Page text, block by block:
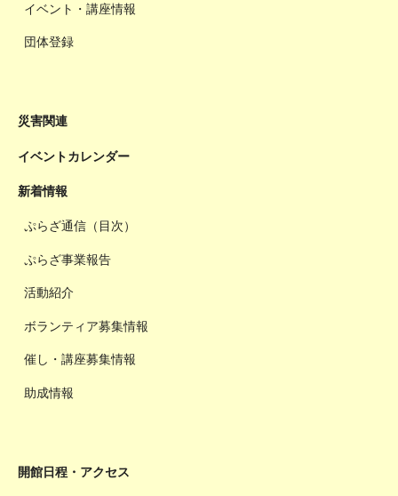
イベント・講座情報
団体登録
災害関連
イベントカレンダー
新着情報
ぷらざ通信（目次）
ぷらざ事業報告
活動紹介
ボランティア募集情報
催し・講座募集情報
助成情報
開館日程・アクセス